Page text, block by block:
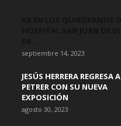
septiembre 14, 2023
JESÚS HERRERA REGRESA A
PETRER CON SU NUEVA
EXPOSICIÓN
agosto 30, 2023